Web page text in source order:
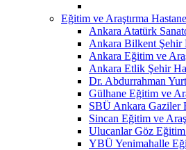
Eğitim ve Araştırma
Ankara Atatürk
Ankara Bilkent Şehir
Ankara Eğitim ve
Ankara Etlik Şehir
Dr. Abdurrahman
Gülhane Eğitim ve
SBÜ Ankara Gaziler
Sincan Eğitim ve
Ulucanlar Göz Eğitim
YBÜ Yenimahalle